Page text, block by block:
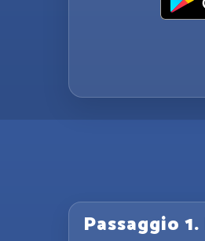
Passaggio